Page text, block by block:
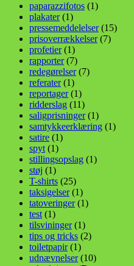
paparazzifotos (1)
plakater(1)
pressemeddelelser(15)
prisoverrækkelser(7)
profetier(1)
rapporter(7)
redegørelser(7)
referater(1)
reportager(1)
ridderslag (11)
saligprisninger(1)
samtykkeerklæring (1)
satire (1)
spyt (1)
stillingsopslag (1)
støj (1)
T-shirts (25)
taksigelser(1)
tatoveringer(1)
test (1)
tilsvininger(1)
tips og tricks (2)
toiletpapir(1)
udnævnelser(10)